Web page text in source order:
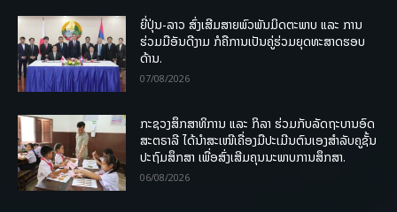
ຍີ່ປຸ່ນ-ລາວ ສົ່ງເສີມສາຍພົວພັນມິດຕະພາບ ແລະ ການ
ຮ່ວມມືອັນດີງາມ ກໍຄືການເປັນຄູ່ຮ່ວມຍຸດທະສາດຮອບ
ດ້ານ.
07/08/2026
ກະຊວງສຶກສາທິການ ແລະ ກິລາ ຮ່ວມກັບລັດຖະບານອົດ
ສະຕຣາລີ ໄດ້ນຳສະເໜີເຄື່ອງມືປະເມີນຕົນເອງສຳລັບຄູຊັ້ນ
ປະຖົມສຶກສາ ເພື່ອສົ່ງເສີມຄຸນນະພາບການສຶກສາ.
06/08/2026